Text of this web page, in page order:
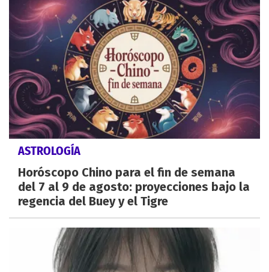
ASTROLOGÍA
Horóscopo Chino para el fin de semana
del 7 al 9 de agosto: proyecciones bajo la
regencia del Buey y el Tigre